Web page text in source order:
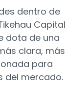
dentro de
Capital
dota de una
clara, más
para
del mercado.